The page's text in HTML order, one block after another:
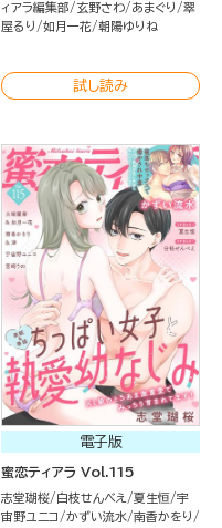
ィアラ編集部
玄野さわ あまぐり
翠
屋るり
如月一花 朝陽ゆりね
試し読み
電子版
蜜恋ティアラ Vol.115
志堂瑚桜 白枝せんべえ 夏生恒
宇
宙野ユニコ
かずい流水
南香かをり